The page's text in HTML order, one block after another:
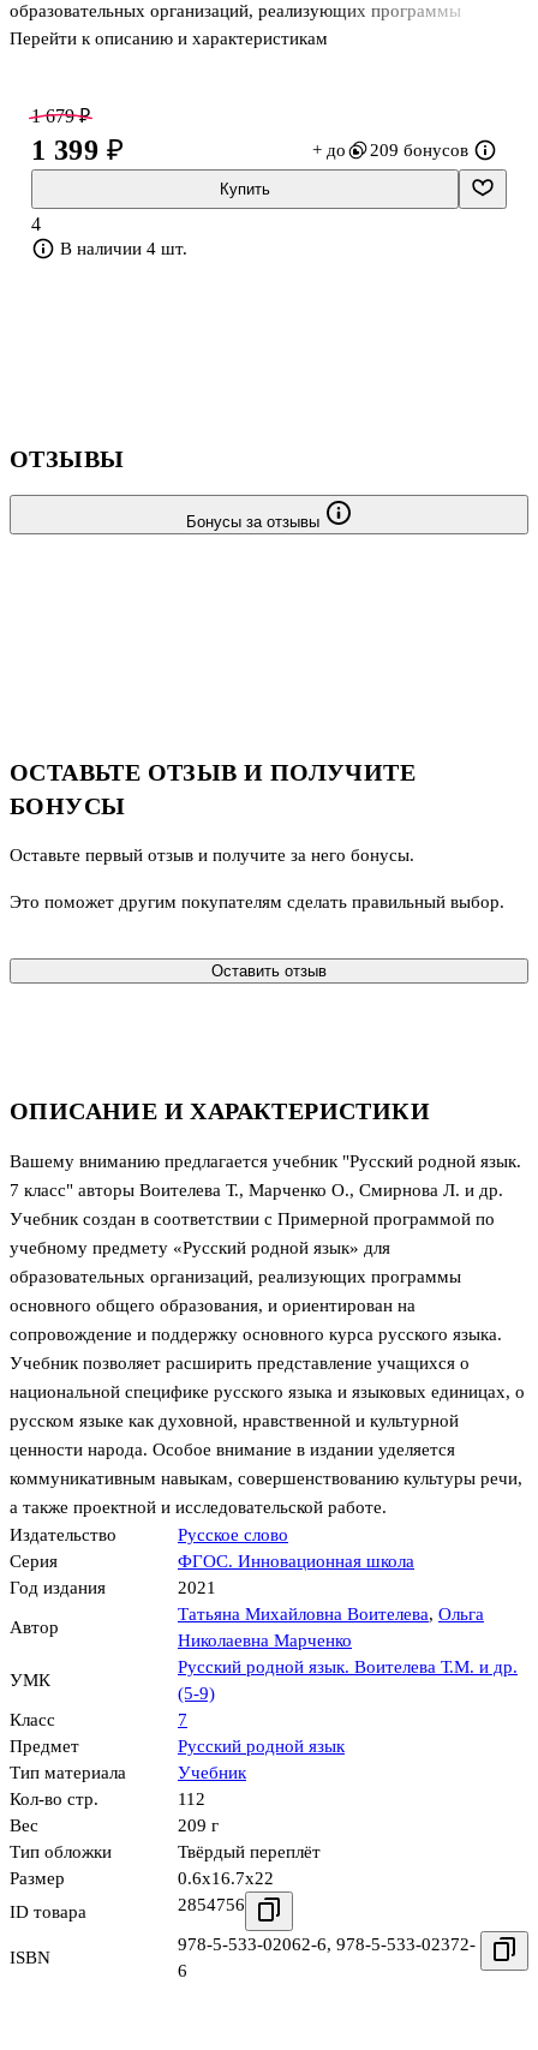
образовательных организаций, реализующих программы
основного общего образования, и ориентирован на
национальной специфике русского языка и языковых единицах, о
русском языке как духовной, нравственной и культурной
ценности народа. Особое внимание в издании уделяется
коммуникативным навыкам, совершенствованию культуры речи,
а также проектной и исследовательской работе
Перейти к описанию и характеристикам
1 679 ₽
1 399 ₽ + до 209 бонусов
Купить
4
В наличии 4 шт.
ОПИСАНИЕ И ХАРАКТЕРИСТИКИ
Вашему вниманию предлагается учебник "Русский родной язык.
7 класс" авторы Воителева Т., Марченко О., Смирнова Л. и др.
Учебник создан в соответствии с Примерной программой по
учебному предмету «Русский родной язык» для
образовательных организаций, реализующих программы
основного общего образования, и ориентирован на
сопровождение и поддержку основного курса русского языка.
Учебник позволяет расширить представление учащихся о
национальной специфике русского языка и языковых единицах, о
русском языке как духовной, нравственной и культурной
ценности народа. Особое внимание в издании уделяется
коммуникативным навыкам, совершенствованию культуры речи,
а также проектной и исследовательской работе.
Издательство
Русское слово
Серия
ФГОС. Инновационная школа
Год издания
2021
Автор
Татьяна Михайловна Воителева, Ольга
Николаевна Марченко
УМК
Русский родной язык. Воителева Т.М. и др.
(5-9)
Класс
7
Предмет
Русский родной язык
Тип материала
Учебник
Кол-во стр.
112
Вес
209 г
Тип обложки
Твёрдый переплёт
Размер
0.6x16.7x22
ID товара
2854756
ISBN
978-5-533-02062-6, 978-5-533-02372-
6
ОТЗЫВЫ
Бонусы за отзывы
ОСТАВЬТЕ ОТЗЫВ И ПОЛУЧИТЕ
БОНУСЫ
Оставьте первый отзыв и получите за него бонусы.
Это поможет другим покупателям сделать правильный выбор.
Оставить отзыв